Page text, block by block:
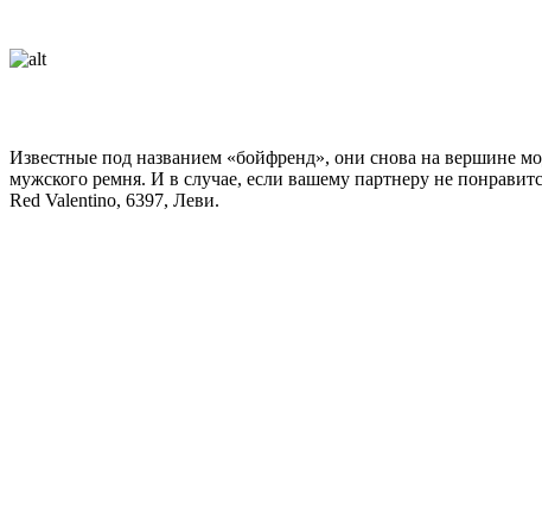
Известные под названием «бойфренд», они снова на вершине
мужского ремня. И в случае, если вашему партнеру не
Red Valentino, 6397, Леви.